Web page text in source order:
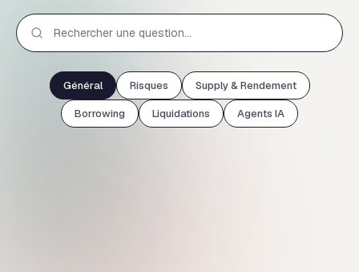
Général Risques Supply & Rendement
Borrowing Liquidations Agents IA